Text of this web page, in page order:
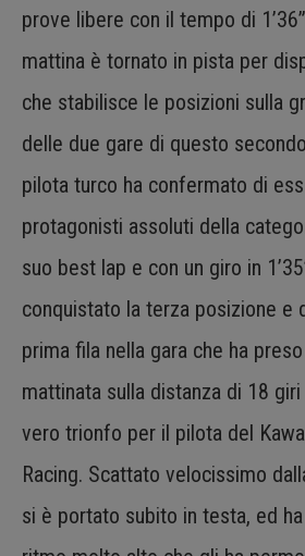
prove libere con il tempo di
mattina è tornato in pista per
che stabilisce le posizioni sulla
delle due gare di questo
pilota turco ha confermato di
protagonisti assoluti della
suo best lap e con un giro in
conquistato la terza posizione e
prima fila nella gara che ha
mattinata sulla distanza di 18
vero trionfo per il pilota del
Racing. Scattato velocissimo
si è portato subito in testa, ed